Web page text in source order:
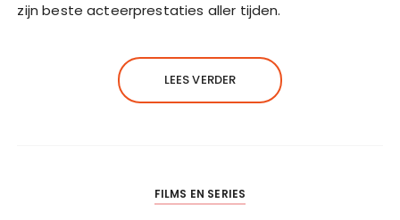
zijn beste acteerprestaties aller tijden.
LEES VERDER
FILMS EN SERIES